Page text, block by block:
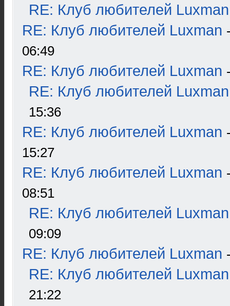
RE: Клуб любителей Luxman
RE: Клуб любителей Luxman
06:49
RE: Клуб любителей Luxman
RE: Клуб любителей Luxman
15:36
RE: Клуб любителей Luxman
15:27
RE: Клуб любителей Luxman
08:51
RE: Клуб любителей Luxman
09:09
RE: Клуб любителей Luxman
RE: Клуб любителей Luxman
21:22